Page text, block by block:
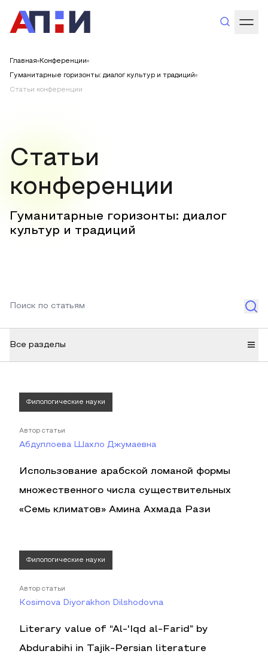
Главная Конференции
Гуманитарные горизонты: диалог культур и традиций
Статьи конференции
Статьи
конференции
Гуманитарные горизонты: диалог
культур и традиций
Все разделы
Филологические науки
Автор статьи
Абдуллоева Шахло Джумаевна
Использование арабской ломаной формы
множественного числа существительных
«Семь климатов» Амина Ахмада Рази
Филологические науки
Автор статьи
Kosimova Diyorakhon Dilshodovna
Literary value of “Al-'Iqd al-Farid” by
Abdurabihi in Tajik-Persian literature